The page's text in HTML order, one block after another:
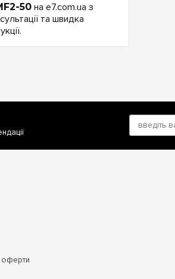
50на e7.com.ua з
та швидка
оферти